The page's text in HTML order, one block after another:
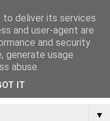
▼
to deliver its services
and user-agent are
and security
generate usage
abuse.
IT